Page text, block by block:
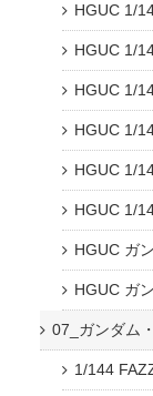
HGUC 1/
HGUC 1/
HGUC 1/
HGUC 1/
HGUC 1/
HGUC 1/
HGUC ガ
HGUC ガ
07_ガンダム
1/144